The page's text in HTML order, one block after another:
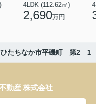
4LDK (112.62㎡)
2,690万円
たちなか市平磯町 第2 1
動産 株式会社